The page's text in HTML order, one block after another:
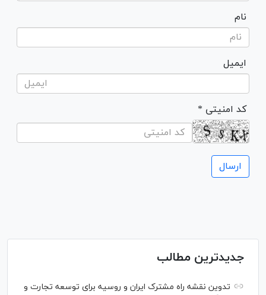
نام
ایمیل
* کد امنیتی
جدیدترین مطالب
تدوین نقشه راه مشترک ایران و روسیه برای توسعه تجارت و